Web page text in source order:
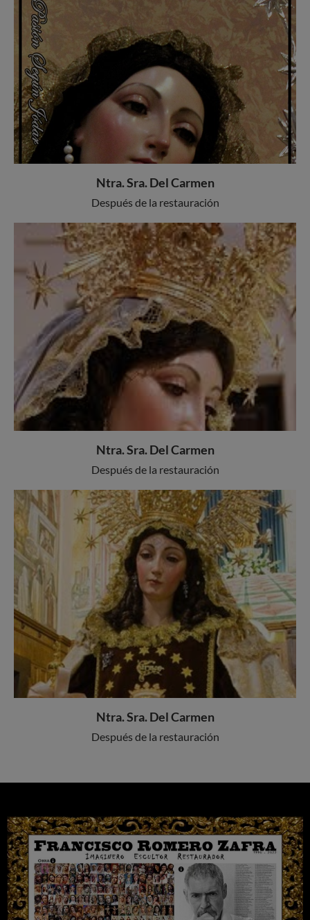
Ntra. Sra. Del Carmen
Después de la restauración
Ntra. Sra. Del Carmen
Después de la restauración
Ntra. Sra. Del Carmen
Después de la restauración